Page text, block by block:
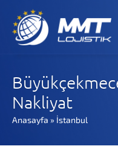
Nakliyat
Anasayfa » İstanbul